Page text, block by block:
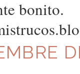
bonito.